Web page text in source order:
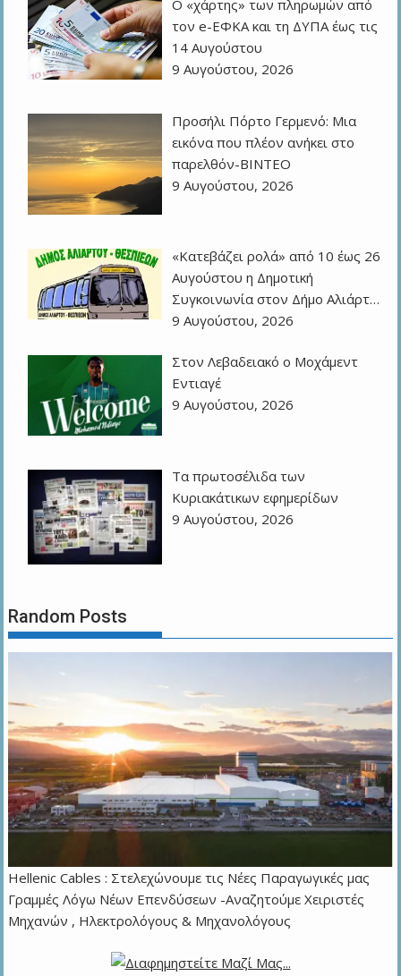
Ο «χάρτης» των πληρωμών από
τον e-ΕΦΚΑ και τη ΔΥΠΑ έως τις
14 Αυγούστου
9 Αυγούστου, 2026
Προσήλι Πόρτο Γερμενό: Μια
εικόνα που πλέον ανήκει στο
παρελθόν-ΒΙΝΤΕΟ
9 Αυγούστου, 2026
«Κατεβάζει ρολά» από 10 έως 26
Αυγούστου η Δημοτική
Συγκοινωνία στον Δήμο Αλιάρτ…
9 Αυγούστου, 2026
Στον Λεβαδειακό ο Μοχάμεντ
Εντιαγέ
9 Αυγούστου, 2026
Τα πρωτοσέλιδα των
Kυριακάτικων εφημερίδων
9 Αυγούστου, 2026
Random Posts
Hellenic Cables : Στελεχώνουμε τις Νέες Παραγωγικές μας
Γραμμές Λόγω Νέων Επενδύσεων -Αναζητούμε Χειριστές
Μηχανών , Ηλεκτρολόγους & Μηχανολόγους